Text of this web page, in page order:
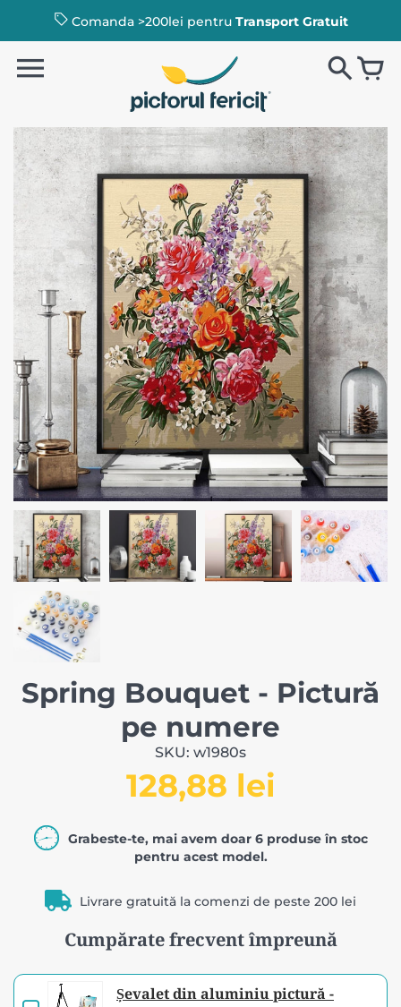
Comanda >200lei pentru Transport Gratuit
Spring Bouquet - Pictură
pe numere
SKU: w1980s
128,88 lei
Grabeste-te, mai avem doar 6 produse în stoc
pentru acest model.
Livrare gratuită la comenzi de peste 200 lei
Cumpărate frecvent împreună
Șevalet din aluminiu pictură -